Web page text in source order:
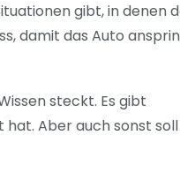
gibt, in denen
damit das Auto
steckt. Es gibt
Aber auch sonst